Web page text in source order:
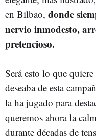
en Bilbao, donde
nervio inmodesto,
pretencioso.
Será esto lo que
deseaba de esta
la ha jugado para
queremos ahora la
durante décadas de